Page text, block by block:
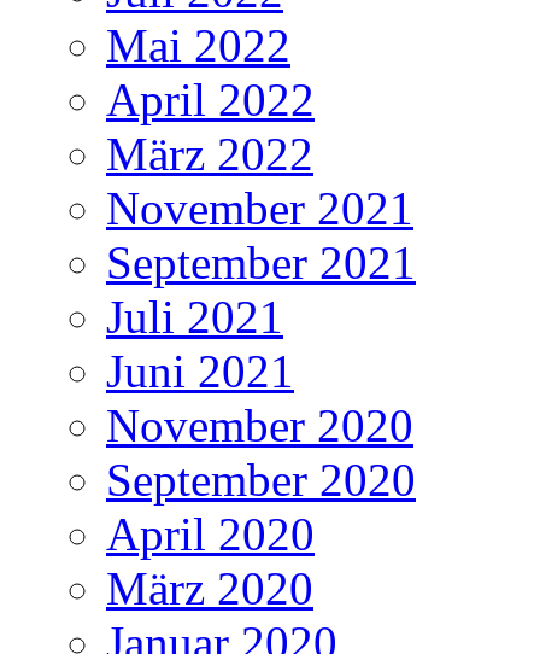
Mai 2022
April 2022
März 2022
November 2021
September 2021
Juli 2021
Juni 2021
November 2020
September 2020
April 2020
März 2020
Januar 2020